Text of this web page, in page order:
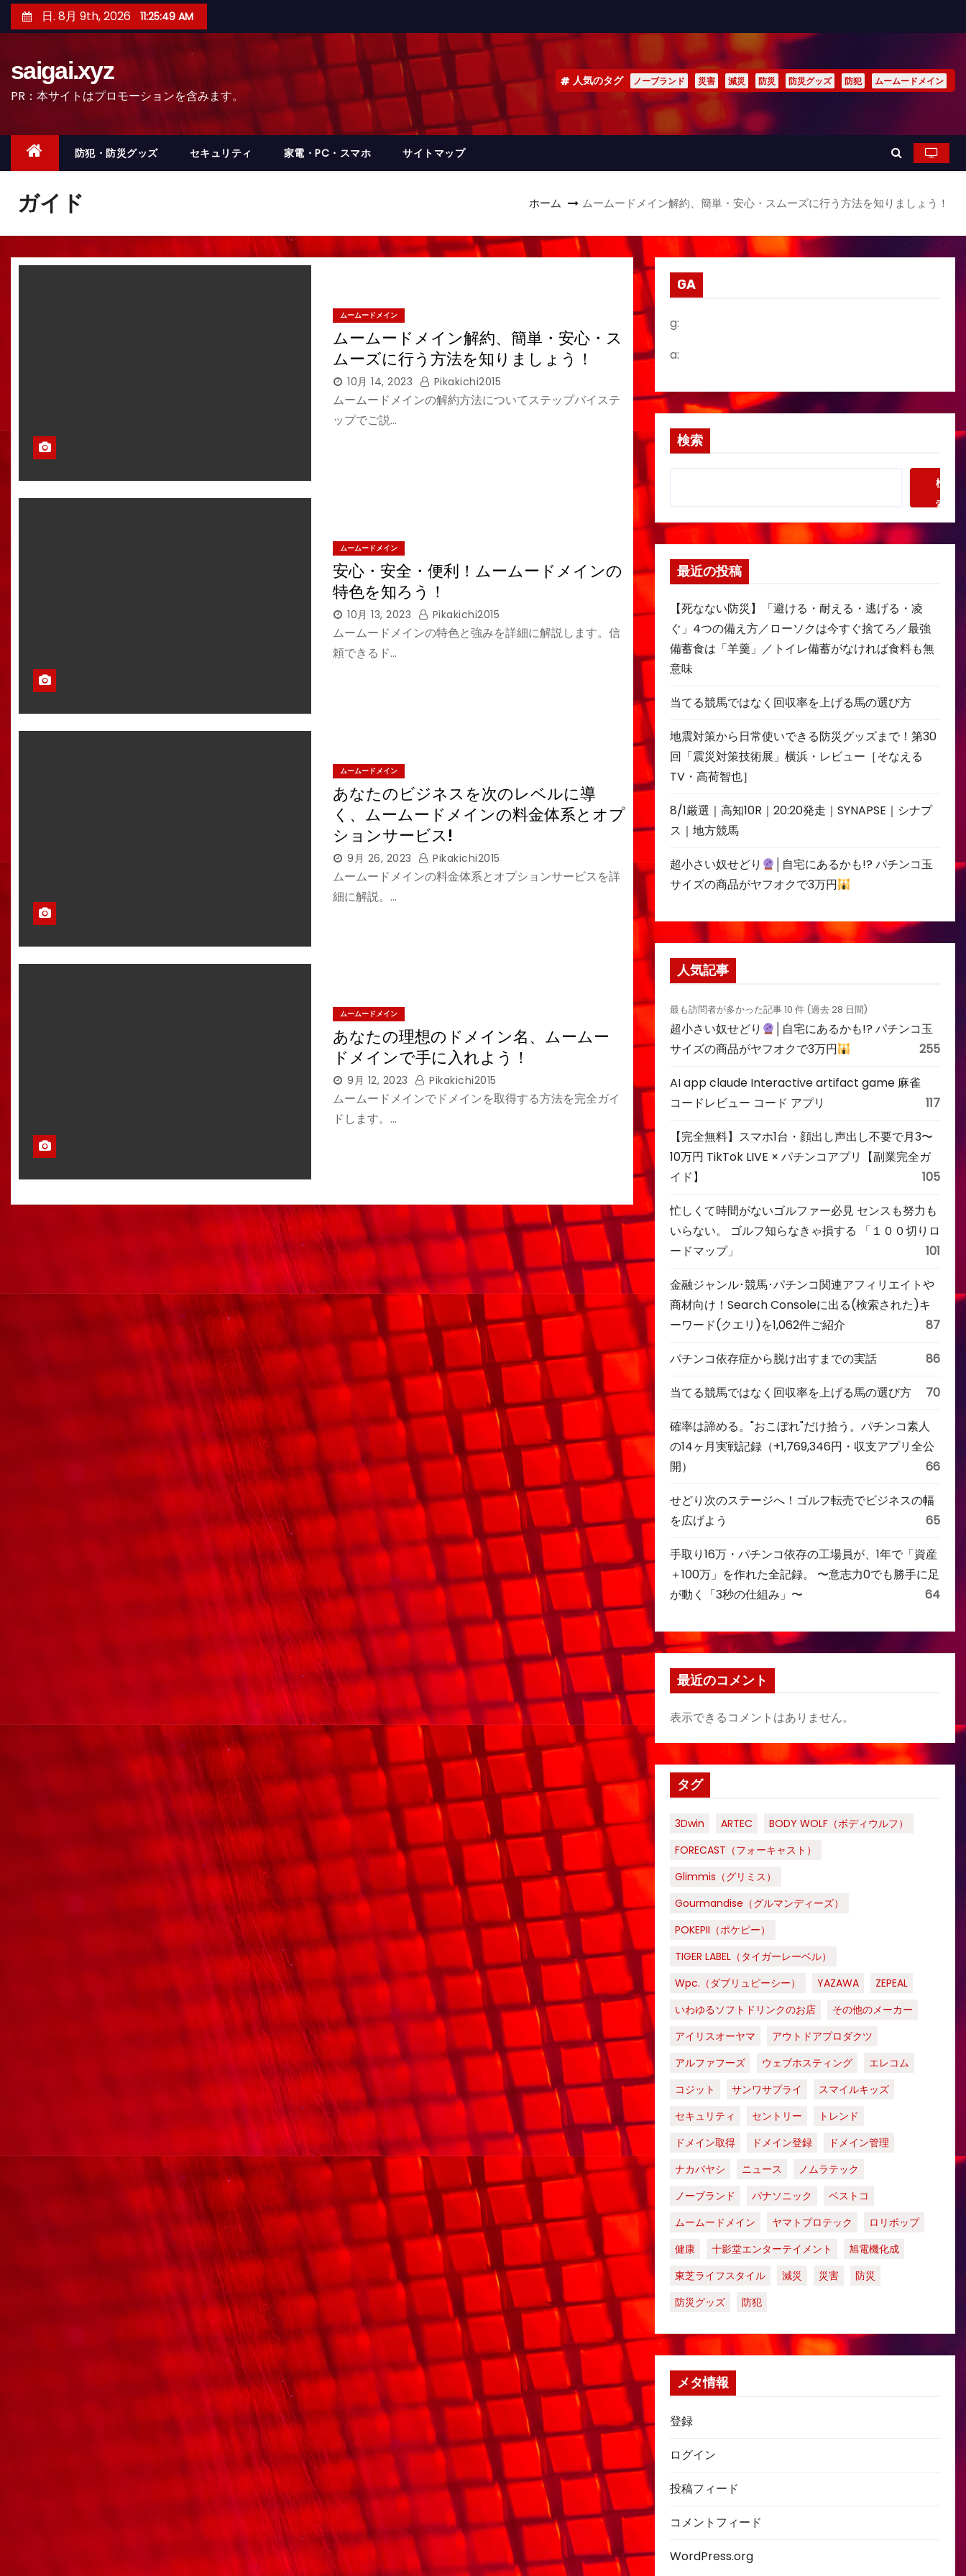
ン
ッ
日. 8月 9th, 2026 11:25:51 AM
saigai.xyz
PR：本サイトはプロモーションを含みます。
人気のタグ ノーブランド 災害 減災 防災 防災グッズ 防犯 ムームードメイン
防犯・防災グッズ セキュリティ 家電・PC・スマホ サイトマップ
ガイド ホーム ムームードメイン解約、簡単・安心・スムーズに行う方法を知りましょう！
ムームードメイン
ムームードメイン解約、簡単・安心・ス
ムーズに行う方法を知りましょう！
10月 14, 2023 Pikakichi2015
ムームードメインの解約方法についてステップバイステ
ップでご説…
ムームードメイン
安心・安全・便利！ムームードメインの
特色を知ろう！
10月 13, 2023 Pikakichi2015
ムームードメインの特色と強みを詳細に解説します。信
頼できるド…
ムームードメイン
あなたのビジネスを次のレベルに導
く、ムームードメインの料金体系とオプ
ションサービス!
9月 26, 2023 Pikakichi2015
ムームードメインの料金体系とオプションサービスを詳
細に解説。…
ムームードメイン
あなたの理想のドメイン名、ムームー
ドメインで手に入れよう！
9月 12, 2023 Pikakichi2015
ムームードメインでドメインを取得する方法を完全ガイ
ドします。…
GA
g:
a:
検索
検
索
最近の投稿
【死なない防災】「避ける・耐える・逃げる・凌
ぐ」4つの備え方／ローソクは今すぐ捨てろ／最強
備蓄食は「羊羹」／トイレ備蓄がなければ食料も無
意味
当てる競馬ではなく回収率を上げる馬の選び方
地震対策から日常使いできる防災グッズまで！第30
回「震災対策技術展」横浜・レビュー［そなえる
TV・高荷智也］
8/1厳選｜高知10R｜20:20発走｜SYNAPSE｜シナプ
ス｜地方競馬
超小さい奴せどり
│自宅にあるかも!? パチンコ玉
サイズの商品がヤフオクで3万円
人気記事
最も訪問者が多かった記事 10 件 (過去 28 日間)
超小さい奴せどり
│自宅にあるかも!? パチンコ玉
サイズの商品がヤフオクで3万円
255
AI app claude Interactive artifact game 麻雀
コードレビュー コード アプリ
117
【完全無料】スマホ1台・顔出し声出し不要で月3〜
10万円 TikTok LIVE × パチンコアプリ【副業完全ガ
イド】
105
忙しくて時間がないゴルファー必見 センスも努力も
いらない。 ゴルフ知らなきゃ損する 「１００切りロ
ードマップ」
101
金融ジャンル･競馬･パチンコ関連アフィリエイトや
商材向け！Search Consoleに出る(検索された)キ
ーワード(クエリ)を1,062件ご紹介
87
パチンコ依存症から脱け出すまでの実話 86
当てる競馬ではなく回収率を上げる馬の選び方 70
確率は諦める。"おこぼれ"だけ拾う。パチンコ素人
の14ヶ月実戦記録（+1,769,346円・収支アプリ全公
開）
66
せどり次のステージへ！ゴルフ転売でビジネスの幅
を広げよう
65
手取り16万・パチンコ依存の工場員が、1年で「資産
＋100万」を作れた全記録。 〜意志力0でも勝手に足
が動く「3秒の仕組み」〜
64
最近のコメント
表示できるコメントはありません。
タグ
3Dwin ARTEC
BODY WOLF（ボディウルフ）
FORECAST（フォーキャスト）
Glimmis（グリミス）
Gourmandise（グルマンディーズ）
POKEPII（ポケピー）
TIGER LABEL（タイガーレーベル）
Wpc.（ダブリュピーシー）
YAZAWA
ZEPEAL
いわゆるソフトドリンクのお店
その他のメーカー
アイリスオーヤマ
アウトドアプロダクツ
アルファフーズ
ウェブホスティング
エレコム
コジット
サンワサプライ
スマイルキッズ
セキュリティ
セントリー
トレンド
ドメイン取得
ドメイン登録
ドメイン管理
ナカバヤシ
ニュース
ノムラテック
ノーブランド
パナソニック
ベストコ
ムームードメイン
ヤマトプロテック
ロリポップ
健康
十影堂エンターテイメント
旭電機化成
東芝ライフスタイル
減災 災害
防災
防災グッズ
防犯
メタ情報
登録
ログイン
投稿フィード
コメントフィード
WordPress.org